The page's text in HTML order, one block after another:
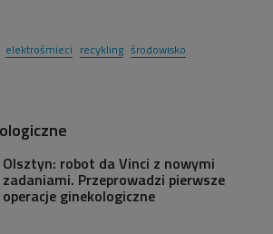
elektrośmieci recykling środowisko
Olsztyn: robot da Vinci z nowymi
zadaniami. Przeprowadzi pierwsze
operacje ginekologiczne